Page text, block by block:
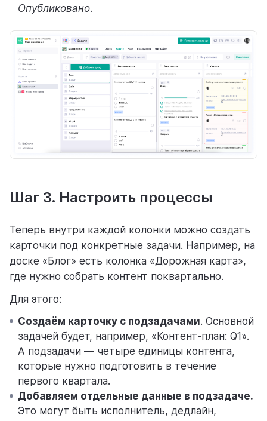
Опубликовано.
Шаг 3. Настроить процессы
Теперь внутри каждой колонки можно создать
карточки под конкретные задачи. Например, на
доске «Блог» есть колонка «Дорожная карта»,
где нужно собрать контент поквартально.
Для этого:
Создаём карточку с подзадачами. Основной
задачей будет, например, «Контент-план: Q1».
А подзадачи — четыре единицы контента,
которые нужно подготовить в течение
первого квартала.
Добавляем отдельные данные в подзадаче.
Это могут быть исполнитель, дедлайн,